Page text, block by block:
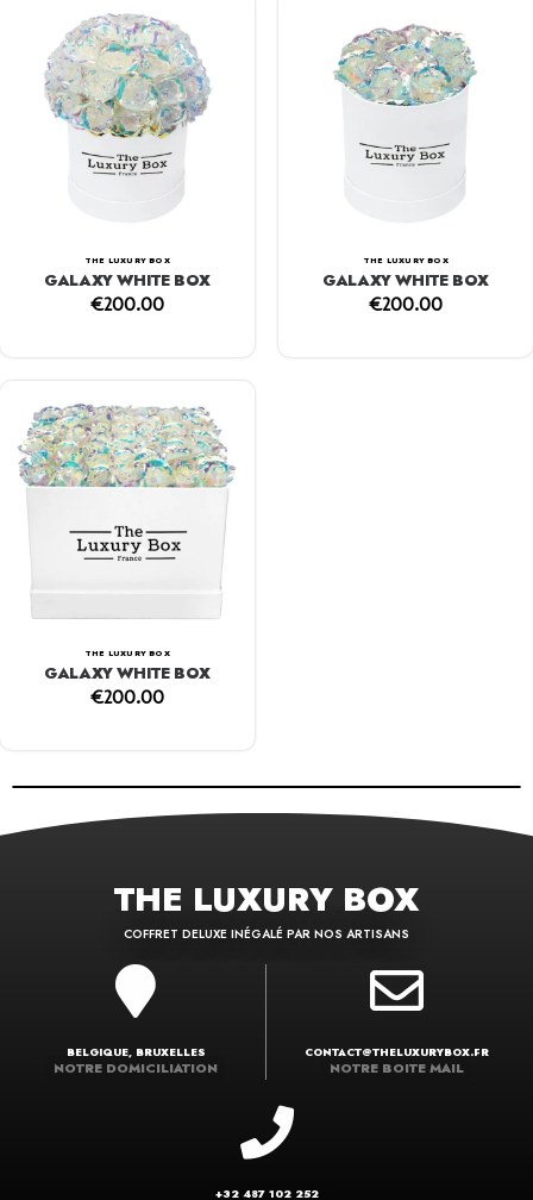
THE LUXURY BOX
GALAXY WHITE BOX
€200.00
THE LUXURY BOX
GALAXY WHITE BOX
€200.00
THE LUXURY BOX
GALAXY WHITE BOX
€200.00
THE LUXURY BOX
COFFRET DELUXE INÉGALÉ PAR NOS ARTISANS
BELGIQUE, BRUXELLES
NOTRE DOMICILIATION
CONTACT@THELUXURYBOX.FR
NOTRE BOITE MAIL
+32 487 102 252